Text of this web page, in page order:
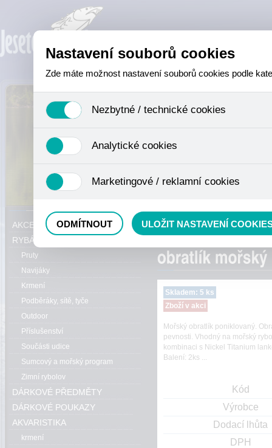
Právě se nacházíte:
karabinky, bižuterie
Skladem: 5 ks
Zboží v akci
Mořský obratlík poniklovaný.
pevnosti. Vhodný na mořský
kombinaci s Nickel Titanium
Balení: 2ks ...
Kód
Výrobce
Dodací lhůta
DPH
AKCE, SLEVY, VÝPRODEJ
RYBÁŘSKÝ SORTIMENT
Pruty
Navijáky
Krmení
Podběráky, sítě, tyče
Outdoor
Příslušenství
Součásti udice
Sumcový a mořský program
Zimní rybolov
DÁRKOVÉ PŘEDMĚTY
DÁRKOVÉ POUKAZY
AKVARISTIKA
krmení
Nastavení souborů cookies
Zde máte možnost nastavení souborů cookies podle
Nezbytné / technické cookies
se mimo jiné k ukládání produktů v nákupním košíku,
není zapotřebí Váš souhlas a není možné jej ani odebrat.
Analytické cookies
nejedná o osobní údaje, protože anonymizované cookies
odkazy, prohlížené zboží apod.
Marketingové / reklamní cookies
ODMÍTNOUT ULOŽIT NASTAVENÍ